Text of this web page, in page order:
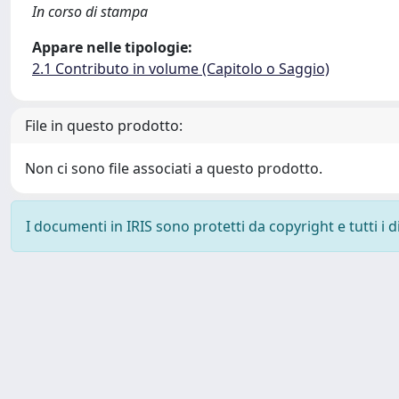
In corso di stampa
Appare nelle tipologie:
2.1 Contributo in volume (Capitolo o Saggio)
File in questo prodotto:
Non ci sono file associati a questo prodotto.
I documenti in IRIS sono protetti da copyright e tutti i